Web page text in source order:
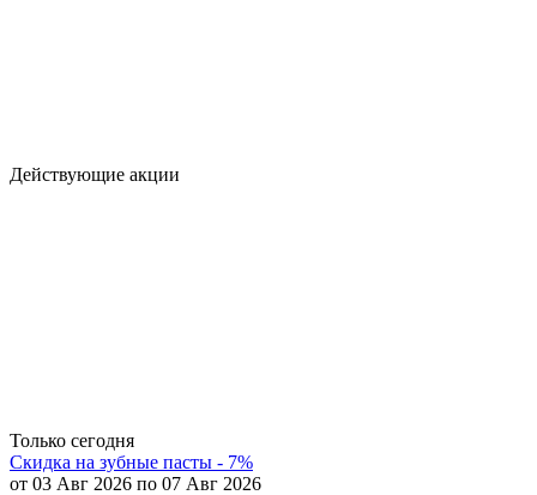
Действующие акции
Только сегодня
Скидка на зубные пасты - 7%
от 03 Авг 2026 по 07 Авг 2026